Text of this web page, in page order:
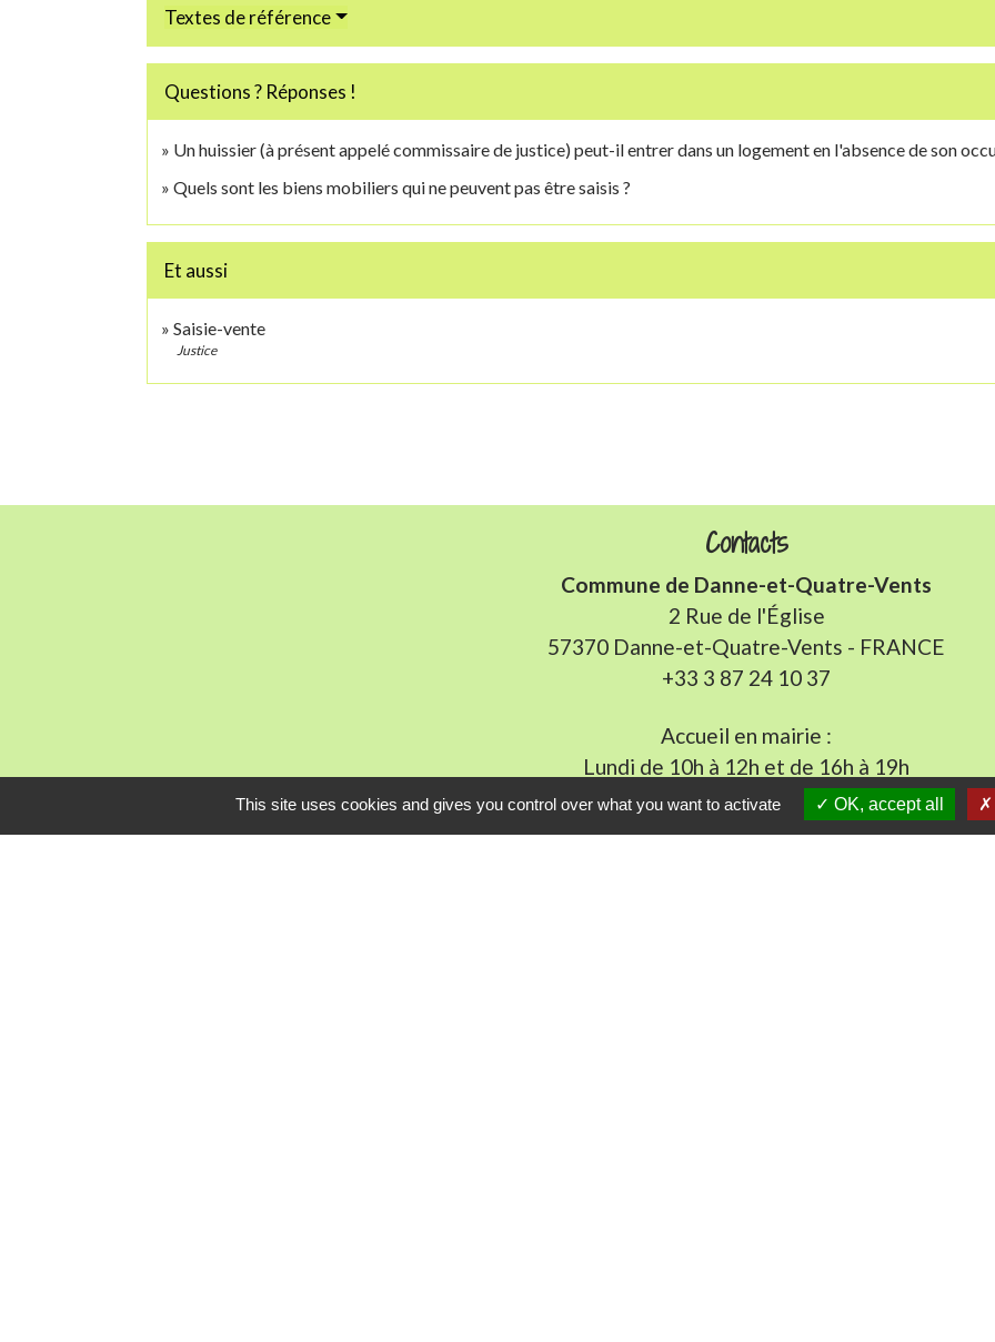
Textes de référence
Questions ? Réponses !
Un huissier (à présent appelé commissaire de justice) peut-il entrer dans un logement en l'absence de son
Quels sont les biens mobiliers qui ne peuvent pas être saisis ?
Et aussi
Saisie-vente
Justice
Contacts
Commune de Danne-et-Quatre-Vents
2 Rue de l'Église
57370 Danne-et-Quatre-Vents - FRANCE
+33 3 87 24 10 37
Accueil en mairie :
Lundi de 10h à 12h et de 16h à 19h
Mardi, jeudi et vendredi de 8h à 11h et de 14h à 16h(fermé le
E-mail : mairie.danne-4-vents.57@orange.fr
This site uses cookies and gives you control over what you want to activate OK, accept all